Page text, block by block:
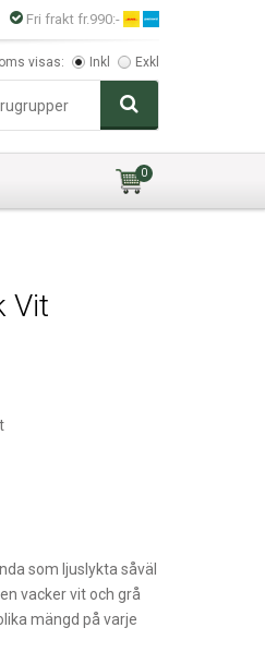
Fri frakt fr.990:-
visas: Inkl Exkl
0
Vit
som ljuslykta såväl
vacker vit och grå
mängd på varje